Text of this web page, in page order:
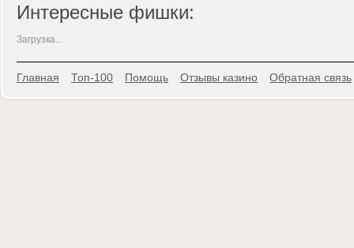
Интересные фишки:
Загрузка...
Главная Топ-100 Помощь Отзывы казино Обратная связь